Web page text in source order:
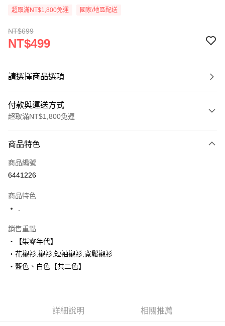
超取滿NT$1,800免運 國家/地區配送
NT$699
NT$499
請選擇商品選項
付款與運送方式
超取滿NT$1,800免運
信用卡一次付款
超商取貨付款
街口支付
悠遊付
Google Pay
AFTEE先享後付是「在收到商品之後才付款」的支付方式。 讓您購物簡單
商品特色
商品編號
6441226
商品特色
銷售重點
‧【柒零年代】
‧花襯衫,襯衫,短袖襯衫,寬鬆襯衫
‧藍色、白色【共二色】
詳細說明 相關推薦